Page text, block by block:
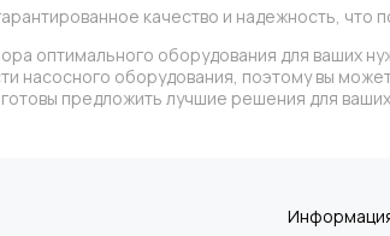
качество и надежность,
оптимального оборудования для ваших
насосного оборудования, поэтому вы
предложить лучшие решения для ваших